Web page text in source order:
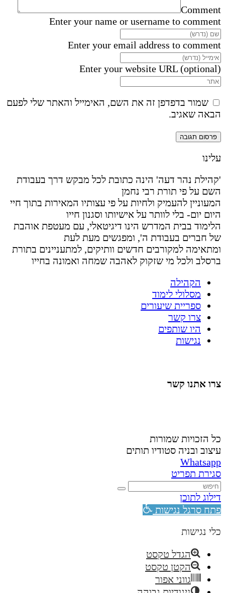
Comment
Enter your name or username to comment
Enter your email address to comment
Enter your website URL (optional)
שמור בדפדפן זה את השם, האימייל והאתר שלי לפעם
הבאה שאגיב.
עלינו
'קהילת נהר דעה' הינה כתובת לכל מבקש דרך בעבודת
השם על פי תורת רבי נחמן
המעוניין להעמיק ולחיות על פי עצותיו המאירות בתוך חיי
היום יום- בלי לוותר על אישיותו וסגנון חייו
הלימוד בבית המדרש הינו דיגיטאלי, עם מעטפת אוהבת
של חברים בעבודת ה', ומפגשים מעת לעת
ומתאימה למקורבים חדשים וותיקים, למתעניינים בתורת
ברסלב ולכל מי שזקוק לאהבה שמחה ואמונה בחייו
הקהילה
מסלולי לימוד
ספריית שיעורים
צרו קשר
היו שותפים
נגישות
צרו אתנו קשר
כל הזכויות שמורות
עיצוב ובניה סטודיו תותים
Whatsapp
סגירת תפריט
דילוג לתוכן
פתח סרגל נגישות
כלי נגישות
הגדל טקסט
הקטן טקסט
גווני אפור